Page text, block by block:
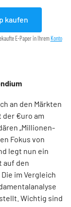
kaufen
E-Paper in IhremKonto
an den Märkten
der €uro am
„Millionen­
Fokus von
legt nun ein
auf den
im Ver­gleich
Wichtig sind